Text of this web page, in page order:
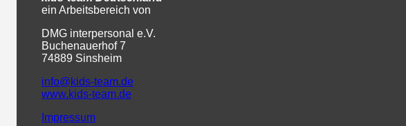
ein Arbeitsbereich von
DMG interpersonal e.V.
Buchenauerhof 7
74889 Sinsheim
info@kids-team.de
www.kids-team.de
Impressum